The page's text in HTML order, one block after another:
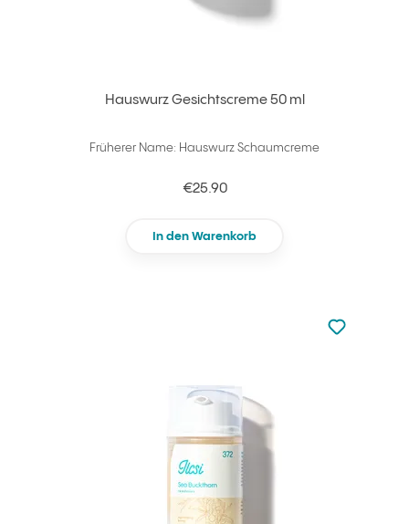
Hauswurz Gesichtscreme 50 ml
Früherer Name: Hauswurz Schaumcreme
€25.90
In den Warenkorb
zu den
zu Ihren